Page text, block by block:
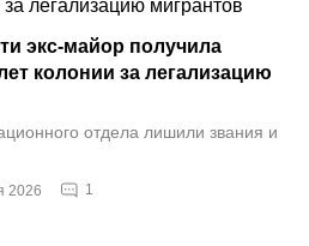
2026 1
экс-майор получила
колонии за легализацию
отдела лишили звания и